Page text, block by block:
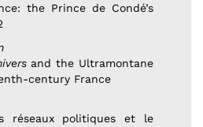
the Prince de Condé’s
and the Ultramontane
century France
réseaux politiques et le